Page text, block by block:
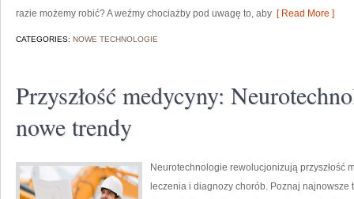
razie możemy robić? A weźmy chociażby pod uwagę to, aby [ Read More ]
CATEGORIES: NOWE TECHNOLOGIE
Przyszłość medycyny:
nowe trendy
Neurotechnologie rewolucjonizują przyszłość
leczenia i diagnozy chorób. Poznaj